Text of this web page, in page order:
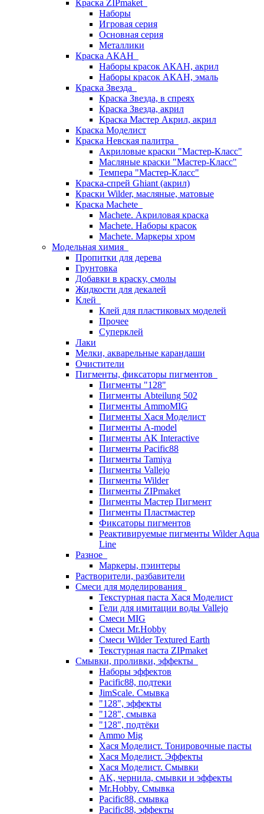
Краска ZIPmaket
Наборы
Игровая серия
Основная серия
Металлики
Краска АКАН
Наборы красок АКАН, акрил
Наборы красок АКАН, эмаль
Краска Звезда
Краска Звезда, в спреях
Краска Звезда, акрил
Краска Мастер Акрил, акрил
Краска Моделист
Краска Невская палитра
Акриловые краски "Мастер-Класс"
Масляные краски "Мастер-Класс"
Темпера "Мастер-Класс"
Краска-спрей Ghiant (акрил)
Краски Wilder, масляные, матовые
Краска Machete
Machete. Акриловая краска
Machete. Наборы красок
Machete. Маркеры хром
Модельная химия
Пропитки для дерева
Грунтовка
Добавки в краску, смолы
Жидкости для декалей
Клей
Клей для пластиковых моделей
Прочее
Суперклей
Лаки
Мелки, акварельные карандаши
Очистители
Пигменты, фиксаторы пигментов
Пигменты "128"
Пигменты Abteilung 502
Пигменты AmmoMIG
Пигменты Хася Моделист
Пигменты A-model
Пигменты AK Interactive
Пигменты Pacific88
Пигменты Tamiya
Пигменты Vallejo
Пигменты Wilder
Пигменты ZIPmaket
Пигменты Мастер Пигмент
Пигменты Пластмастер
Фиксаторы пигментов
Реактивируемые пигменты Wilder Aqua
Line
Разное
Маркеры, пэинтеры
Растворители, разбавители
Смеси для моделирования
Текстурная паста Хася Моделист
Гели для имитации воды Vallejo
Смеси MIG
Смеси Mr.Hobby
Смеси Wilder Textured Earth
Текстурная паста ZIPmaket
Смывки, проливки, эффекты
Наборы эффектов
Pacific88, подтеки
JimScale. Смывка
"128", эффекты
"128", смывка
"128", подтёки
Ammo Mig
Хася Моделист. Тонировочные пасты
Хася Моделист. Эффекты
Хася Моделист. Смывки
AK, чернила, смывки и эффекты
Mr.Hobby. Смывка
Pacific88, смывка
Pacific88, эффекты